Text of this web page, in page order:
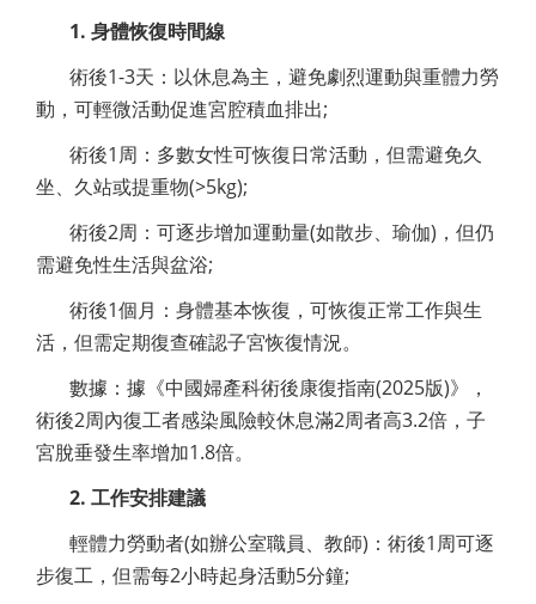
1. 身體恢復時間線
術後1-3天：以休息為主，避免劇烈運動與重體力勞
動，可輕微活動促進宮腔積血排出;
術後1周：多數女性可恢復日常活動，但需避免久
坐、久站或提重物(>5kg);
術後2周：可逐步增加運動量(如散步、瑜伽)，但仍
需避免性生活與盆浴;
術後1個月：身體基本恢復，可恢復正常工作與生
活，但需定期復查確認子宮恢復情況。
數據：據《中國婦產科術後康復指南(2025版)》，
術後2周內復工者感染風險較休息滿2周者高3.2倍，子
宮脫垂發生率增加1.8倍。
2. 工作安排建議
輕體力勞動者(如辦公室職員、教師)：術後1周可逐
步復工，但需每2小時起身活動5分鐘;